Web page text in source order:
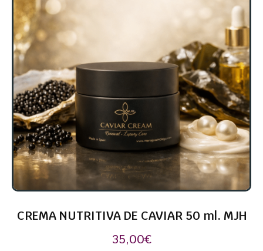
CREMA NUTRITIVA DE CAVIAR 50 ml. MJH
35,00€